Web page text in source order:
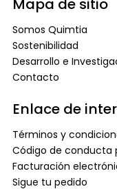
Mapa de sitio
Somos Quimtia
Sostenibilidad
Desarrollo e
Contacto
Enlace de
Términos y
Código de conducta
Facturación
Sigue tu pedido